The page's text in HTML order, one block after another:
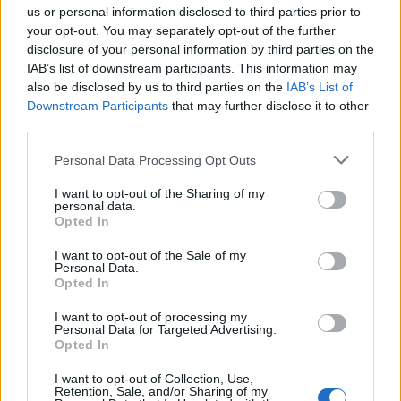
us or personal information disclosed to third parties prior to
your opt-out. You may separately opt-out of the further
disclosure of your personal information by third parties on the
IAB’s list of downstream participants. This information may
also be disclosed by us to third parties on the IAB’s List of
Downstream Participants that may further disclose it to other
Personal Data Processing Opt Outs
I want to opt-out of the Sharing of my
personal data.
Opted In
I want to opt-out of the Sale of my
Personal Data.
Opted In
I want to opt-out of processing my
Personal Data for Targeted Advertising.
Opted In
I want to opt-out of Collection, Use,
Retention, Sale, and/or Sharing of my
NEWSROOM/27 Δεκ 2020
ΡΟΗ ΕΙΔΗΣΕΩΝ
χρόνια του franchise
15:24
Δεκαπενταύγουστος 2026: Πόσο θα πληρωθούν
όσοι εργάζονται
14:54
Οι 7 προτεραιότητες για την ενίσχυση της
βιομηχανίας – Ενεργειακή στήριξη 700 εκατ.